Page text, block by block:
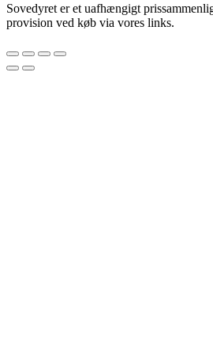
Sovedyret er et uafhængigt
provision ved køb via vores links.